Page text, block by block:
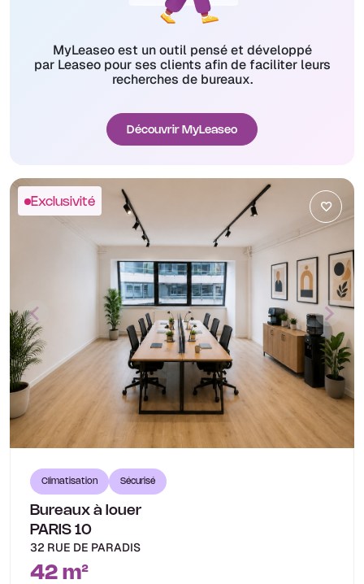
MyLeaseo est un outil pensé et développé
par Leaseo pour ses clients afin de faciliter leurs
recherches de bureaux.
Découvrir MyLeaseo
Exclusivité
Climatisation Sécurisé
Bureaux à louer
PARIS 10
32 RUE DE PARADIS
42 m²